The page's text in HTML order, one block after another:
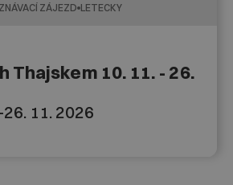
ZÁJEZD LETECKY
Thajskem 10. 11. - 26.
-26. 11. 2026